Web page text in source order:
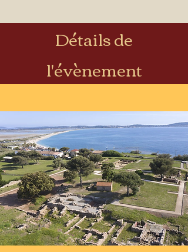
Détails de
l'évènement